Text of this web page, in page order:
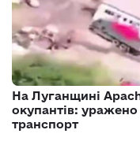
На Луганщині
окупантів:
транспорт